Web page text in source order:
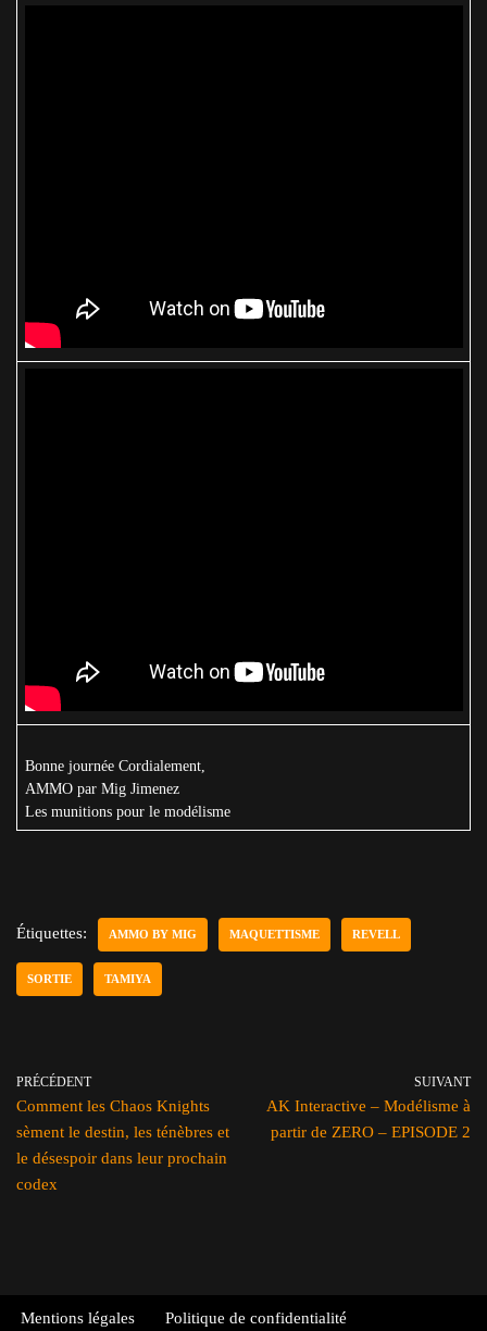
Bonne journée Cordialement,
AMMO par Mig Jimenez
Les munitions pour le modélisme
Étiquettes: AMMO BY MIG MAQUETTISME REVELL
SORTIE TAMIYA
PRÉCÉDENT
Comment les Chaos Knights
sèment le destin, les ténèbres et
le désespoir dans leur prochain
codex
SUIVANT
AK Interactive – Modélisme à
partir de ZERO – EPISODE 2
Mentions légales Politique de confidentialité